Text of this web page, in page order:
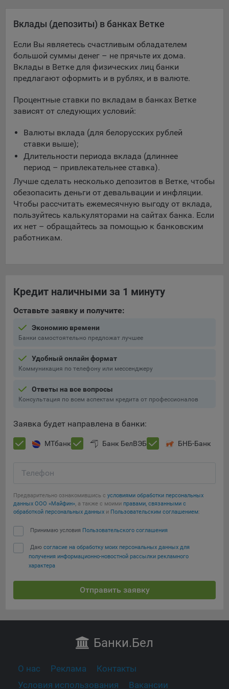
сервис показа контекстной рекламы. Адрес: Yandex
Europe AG, Werftestrasse 4, CH-6005 Luzern, Switzerland.
Google Ads - сервис показа контекстной рекламы,
предоставляемый компанией Google Ireland Ltd, Gordon
House Barrow Street Dublin 4, D04E5W5 Ireland.
Сохранить мои изменения
Вклады (депозиты) в банках Ветке
Если Вы являетесь счастливым обладателем
большой суммы денег – не прячьте их дома.
Вклады в Ветке для физических лиц банки
предлагают оформить и в рублях, и в валюте.
Процентные ставки по вкладам в банках Ветке
зависят от следующих условий:
Валюты вклада (для белорусских рублей
ставки выше);
Длительности периода вклада (длиннее
период – привлекательнее ставка).
Лучше сделать несколько депозитов в Ветке, чтобы
обезопасить деньги от девальвации и инфляции.
Чтобы рассчитать ежемесячную выгоду от вклада,
пользуйтесь калькуляторами на сайтах банка. Если
их нет – обращайтесь за помощью к банковским
работникам.
Кредит наличными за 1 минуту
Оставьте заявку и получите:
Экономию времени
Банки самостоятельно предложат лучшее
Удобный онлайн формат
Коммуникация по телефону или мессенджеру
Ответы на все вопросы
Консультация по всем аспектам кредита от профессионалов
Заявка будет направлена в банки:
МТбанк Банк БелВЭБ БНБ-Банк
Телефон
Предварительно ознакомившись с условиями обработки персональных
данных ООО «Майфин», а также с моими правами, связанными с
обработкой персональных данных и Пользовательским соглашением:
Принимаю условия Пользовательского соглашения
Даю согласие на обработку моих персональных данных для
получения информационно-новостной рассылки рекламного
характера
Отправить заявку
Банки.Бел
О нас Реклама
Контакты
Условия использования
Вакансии